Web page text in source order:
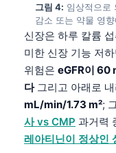
그림 4: 임상적으로
감소 또는 약물 영
신장은 하루 칼륨
미한 신장 기능 저
위험은 eGFR이 60
다그리고 아래로
mL/min/1.73 m²;
사 vs CMP 과거력
레아티닌이 정상인